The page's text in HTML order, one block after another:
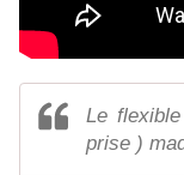
Le
prise )